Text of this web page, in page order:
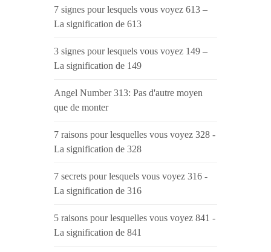
7 signes pour lesquels vous voyez 613 –
La signification de 613
3 signes pour lesquels vous voyez 149 –
La signification de 149
Angel Number 313: Pas d'autre moyen
que de monter
7 raisons pour lesquelles vous voyez 328 -
La signification de 328
7 secrets pour lesquels vous voyez 316 -
La signification de 316
5 raisons pour lesquelles vous voyez 841 -
La signification de 841